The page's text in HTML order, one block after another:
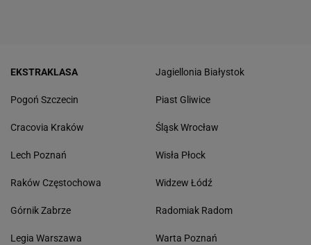
EKSTRAKLASA
Pogoń Szczecin
Cracovia Kraków
Lech Poznań
Raków Częstochowa
Górnik Zabrze
Legia Warszawa
Jagiellonia Białystok
Piast Gliwice
Śląsk Wrocław
Wisła Płock
Widzew Łódź
Radomiak Radom
Warta Poznań